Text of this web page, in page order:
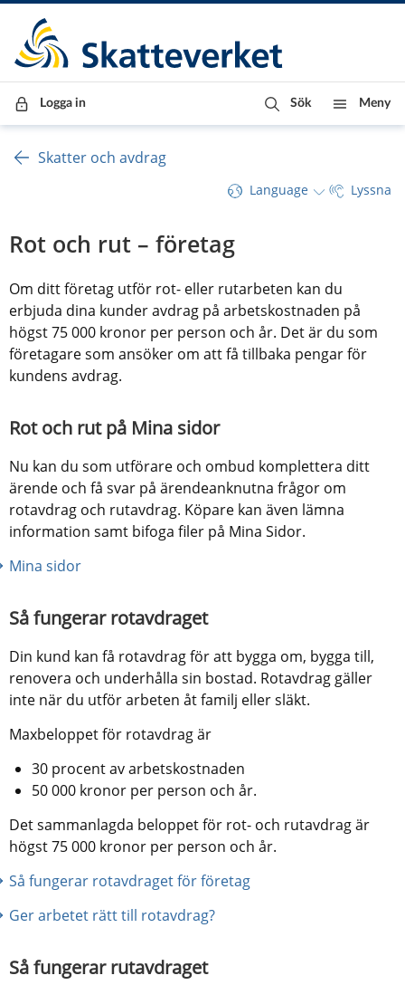
Till innehåll
Till navigationen
Till chattrobot
Logga in Sök Meny
Skatter och avdrag
Language Lyssna
Rot och rut – företag
Om ditt företag utför rot- eller rutarbeten kan du
erbjuda dina kunder avdrag på arbetskostnaden på
högst 75 000 kronor per person och år. Det är du som
företagare som ansöker om att få tillbaka pengar för
kundens avdrag.
Rot och rut på Mina sidor
Nu kan du som utförare och ombud komplettera ditt
ärende och få svar på ärendeanknutna frågor om
rotavdrag och rutavdrag. Köpare kan även lämna
information samt bifoga filer på Mina Sidor.
Mina sidor
Så fungerar rotavdraget
Din kund kan få rotavdrag för att bygga om, bygga till,
renovera och underhålla sin bostad. Rotavdrag gäller
inte när du utför arbeten åt familj eller släkt.
Maxbeloppet för rotavdrag är
30 procent av arbetskostnaden
50 000 kronor per person och år.
Det sammanlagda beloppet för rot- och rutavdrag är
högst 75 000 kronor per person och år.
Så fungerar rotavdraget för företag
Ger arbetet rätt till rotavdrag?
Så fungerar rutavdraget